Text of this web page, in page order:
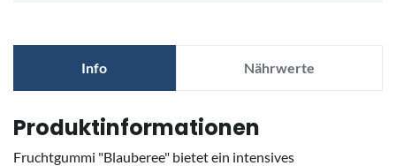
Info Nährwerte
Produktinformationen
Fruchtgummi "Blauberee" bietet ein intensives